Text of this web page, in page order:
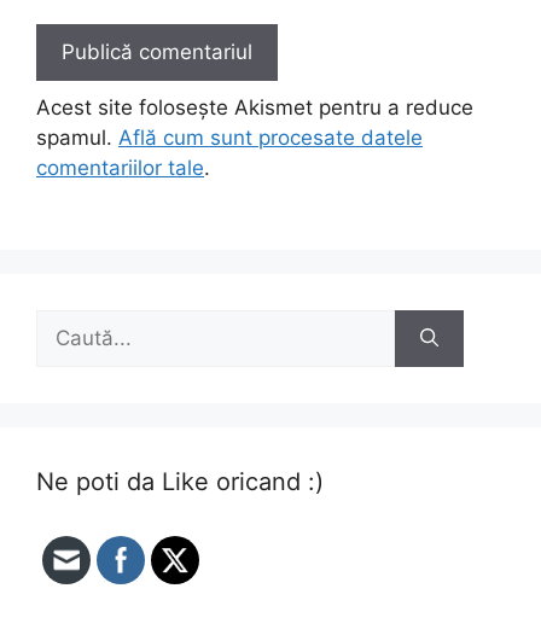
Acest site folosește Akismet pentru a reduce
spamul. Află cum sunt procesate datele
comentariilor tale.
Caută
Ne poti da Like oricand :)